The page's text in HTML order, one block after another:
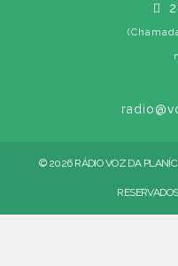
© 2026 RÁDIO VOZ DA